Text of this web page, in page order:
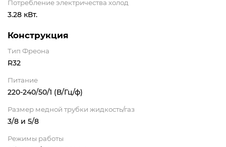
Потребление электричества холод
3.28 кВт.
Конструкция
Тип Фреона
R32
Питание
220-240/50/1 (В/Гц/ф)
Размер медной трубки жидкость/газ
3/8 и 5/8
Режимы работы